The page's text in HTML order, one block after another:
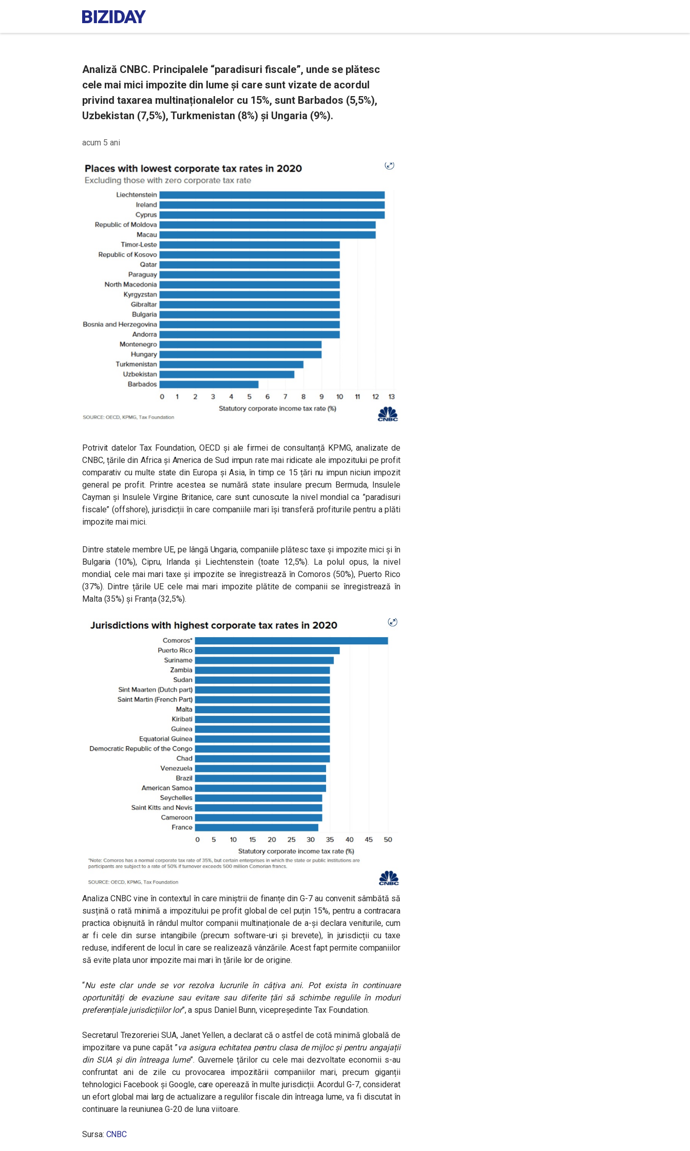
Analiză CNBC. Principalele “paradisuri fiscale”, unde se plătesc
cele mai mici impozite din lume și care sunt vizate de acordul
privind taxarea multinaționalelor cu 15%, sunt Barbados (5,5%),
Uzbekistan (7,5%), Turkmenistan (8%) și Ungaria (9%).
acum 5 ani
Potrivit datelor Tax Foundation, OECD și ale firmei de consultanță KPMG, analizate de
CNBC, țările din Africa și America de Sud impun rate mai ridicate ale impozitului pe profit
comparativ cu multe state din Europa și Asia, în timp ce 15 țări nu impun niciun impozit
general pe profit. Printre acestea se numără state insulare precum Bermuda, Insulele
Cayman și Insulele Virgine Britanice, care sunt cunoscute la nivel mondial ca ”paradisuri
fiscale” (offshore), jurisdicții în care companiile mari își transferă profiturile pentru a plăti
impozite mai mici.
Dintre statele membre UE, pe lângă Ungaria, companiile plătesc taxe și impozite mici și în
Bulgaria (10%), Cipru, Irlanda și Liechtenstein (toate 12,5%). La polul opus, la nivel
mondial, cele mai mari taxe și impozite se înregistrează în Comoros (50%), Puerto Rico
(37%). Dintre țările UE cele mai mari impozite plătite de companii se înregistrează în
Malta (35%) și Franța (32,5%).
Analiza CNBC vine în contextul în care miniștrii de finanțe din G-7 au convenit sâmbătă să
susțină o rată minimă a impozitului pe profit global de cel puțin 15%, pentru a contracara
practica obișnuită în rândul multor companii multinaționale de a-și declara veniturile, cum
ar fi cele din surse intangibile (precum software-uri și brevete), în jurisdicții cu taxe
reduse, indiferent de locul în care se realizează vânzările. Acest fapt permite companiilor
să evite plata unor impozite mai mari în țările lor de origine.
“Nu este clar unde se vor rezolva lucrurile în câțiva ani. Pot exista în continuare
oportunități de evaziune sau evitare sau diferite țări să schimbe regulile în moduri
preferențiale jurisdicțiilor lor”, a spus Daniel Bunn, vicepreședinte Tax Foundation.
Secretarul Trezoreriei SUA, Janet Yellen, a declarat că o astfel de cotă minimă globală de
impozitare va pune capăt ”va asigura echitatea pentru clasa de mijloc și pentru angajații
din SUA și din întreaga lume”. Guvernele țărilor cu cele mai dezvoltate economii s-au
confruntat ani de zile cu provocarea impozitării companiilor mari, precum giganții
tehnologici Facebook și Google, care operează în multe jurisdicții. Acordul G-7, considerat
un efort global mai larg de actualizare a regulilor fiscale din întreaga lume, va fi discutat în
continuare la reuniunea G-20 de luna viitoare.
Sursa: CNBC